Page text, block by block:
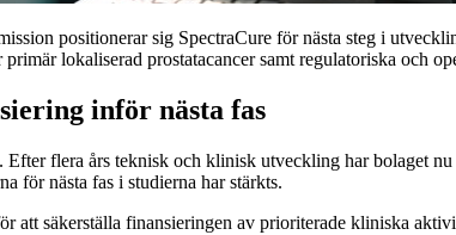
positionerar sig SpectraCure för nästa steg i
lokaliserad prostatacancer samt regulatoriska och
inför nästa fas
flera års teknisk och klinisk utveckling har bolaget
för nästa fas i studierna har stärkts.
att säkerställa finansieringen av prioriterade kliniska